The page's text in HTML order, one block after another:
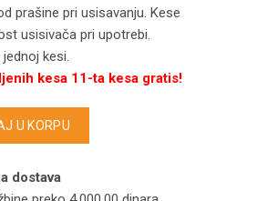
prašine pri usisavanju. Kese
usisivača pri upotrebi.
kesi.
kesa 11-ta kesa gratis!
usisivače Compact/Elektronik/ Automatic
U KORPU
dostava